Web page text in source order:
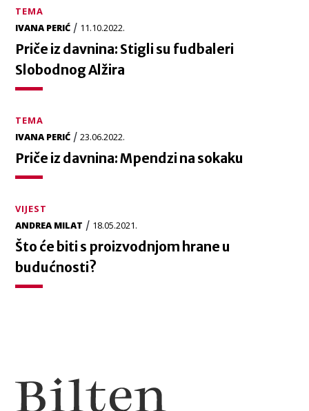
TEMA
IVANA PERIĆ / 11.10.2022.
Priče iz davnina: Stigli su fudbaleri
Slobodnog Alžira
TEMA
IVANA PERIĆ /23.06.2022.
Priče iz davnina: Mpendzi na sokaku
VIJEST
ANDREA MILAT / 18.05.2021.
Što će biti s proizvodnjom hrane u
budućnosti?